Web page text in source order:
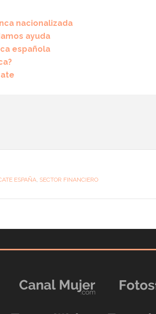
nacionalizada
ayuda
española
ESPAÑA, SECTOR FINANCIERO